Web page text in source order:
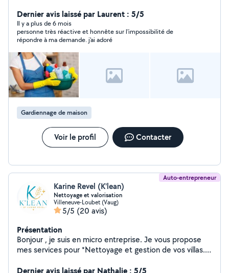
rangement des armoires et des dressing
Dernier avis laissé par Laurent : 5/5
Il y a plus de 6 mois
personne très réactive et honnête sur l'impossibilité de
répondre à ma demande. j'ai adoré
Gardiennage de maison
Voir le profil Contacter
Auto-entrepreneur
Karine Revel (K'lean)
Nettoyage et valorisation
Villeneuve-Loubet (Vaug)
5/5 (20 avis)
Présentation
Bonjour , je suis en micro entreprise. Je vous propose
mes services pour *Nettoyage et gestion de vos villas.
bien. Je vous propose et vous garanti un travail efficace
Dernier avis laissé par Nathalie : 5/5